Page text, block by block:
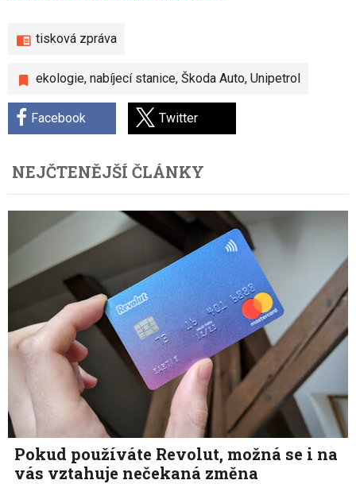
tisková zpráva
ekologie, nabíjecí stanice, Škoda Auto, Unipetrol
Facebook Twitter
NEJČTENĚJŠÍ ČLÁNKY
Pokud používáte Revolut, možná se i na
vás vztahuje nečekaná změna